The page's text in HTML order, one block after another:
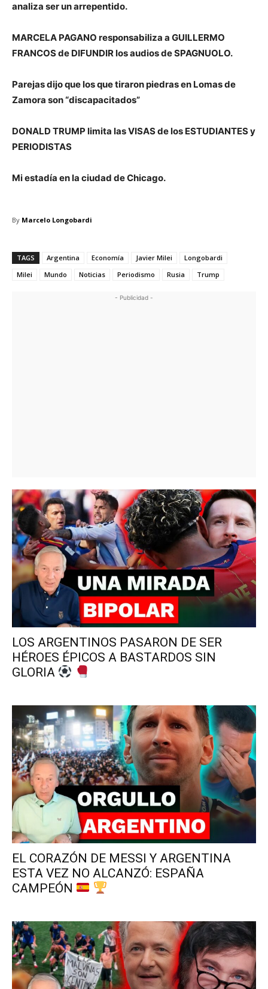
analiza ser un arrepentido.
MARCELA PAGANO responsabiliza a GUILLERMO
FRANCOS de DIFUNDIR los audios de SPAGNUOLO.
Parejas dijo que los que tiraron piedras en Lomas de
Zamora son “discapacitados”
DONALD TRUMP limita las VISAS de los ESTUDIANTES y
PERIODISTAS
Mi estadía en la ciudad de Chicago.
By Marcelo Longobardi
TAGS Argentina Economía Javier Milei
Longobardi
Milei
Mundo Noticias Periodismo Rusia Trump
- Publicidad -
LOS ARGENTINOS PASARON DE SER
HÉROES ÉPICOS A BASTARDOS SIN
GLORIA
EL CORAZÓN DE MESSI Y ARGENTINA
ESTA VEZ NO ALCANZÓ: ESPAÑA
CAMPEÓN